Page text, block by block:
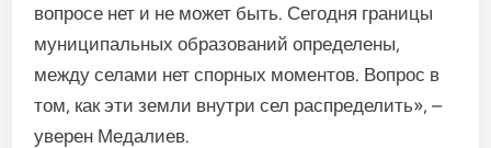
вопросе нет и не может быть. Сегодня границы
муниципальных образований определены,
между селами нет спорных моментов. Вопрос в
том, как эти земли внутри сел распределить», –
уверен Медалиев.